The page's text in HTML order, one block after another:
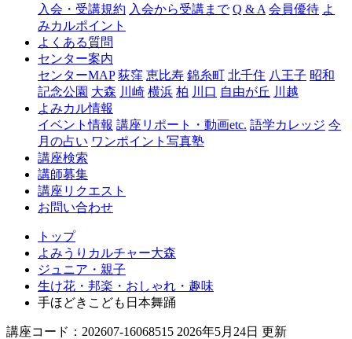
ャ
森
入会・受講規約 入会から受講まで Q & A 会員優待 よ
みカルポイント
よくある質問
センター案内
センターMAP 荻窪 恵比寿 錦糸町 北千住 八王子 昭和
記念公園 大森 川崎 横浜 柏 川口 自由が丘 川越
よみカル情報
イベント情報 講座リポート・動画etc. 語学カレッジ 今
月の占い ワンポイント写真塾
講座検索
講師募集
講座リクエスト
お問い合わせ
トップ
よみうりカルチャー大森
ジュニア・親子
生け花・邦楽・おしゃれ・趣味
手ほどきこども日本舞踊
講座コード：202607-16068515 2026年5月24日 更新